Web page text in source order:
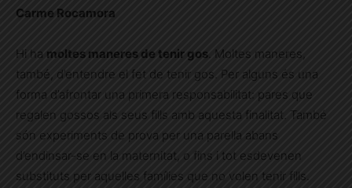
Carme Rocamora
Hi ha moltes maneres de tenir gos. Moltes maneres,
també, d’entendre el fet de tenir gos. Per alguns és una
forma d’afrontar una primera responsabilitat: pares que
regalen gossos als seus fills amb aquesta finalitat. També
són experiments de prova per una parella abans
d’endinsar-se en la maternitat, o fins i tot esdevenen
substituts per aquelles famílies que no volen tenir fills.